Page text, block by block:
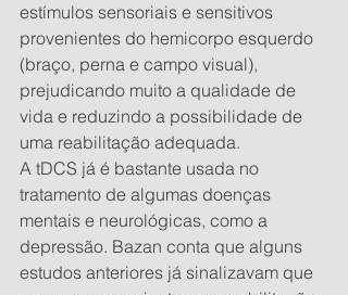
estímulos sensoriais e sensitivos
provenientes do hemicorpo esquerdo
(braço, perna e campo visual),
prejudicando muito a qualidade de
vida e reduzindo a possibilidade de
uma reabilitação adequada.
A tDCS já é bastante usada no
tratamento de algumas doenças
mentais e neurológicas, como a
depressão. Bazan conta que alguns
estudos anteriores já sinalizavam que